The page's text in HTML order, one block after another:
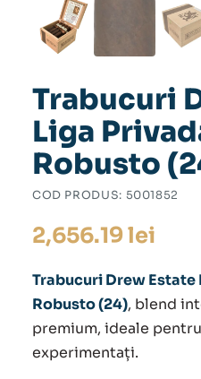
Trabucuri
Liga
Robusto
COD PRODUS: 5001852
2,656.19lei
Trabucuri Drew Estate
Robusto (24), blend
premium, ideale
experimentați.